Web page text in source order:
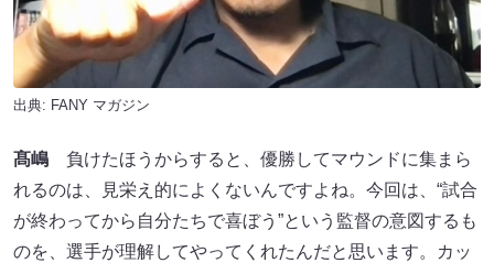
出典: FANY マガジン
髙嶋 負けたほうからすると、優勝してマウンドに集まら
れるのは、見栄え的によくないんですよね。今回は、“試合
が終わってから自分たちで喜ぼう”という監督の意図するも
のを、選手が理解してやってくれたんだと思います。カッ